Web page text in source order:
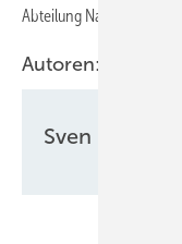
Abteilung Nachhaltigkeit
Autoren:
Sven Ullrich